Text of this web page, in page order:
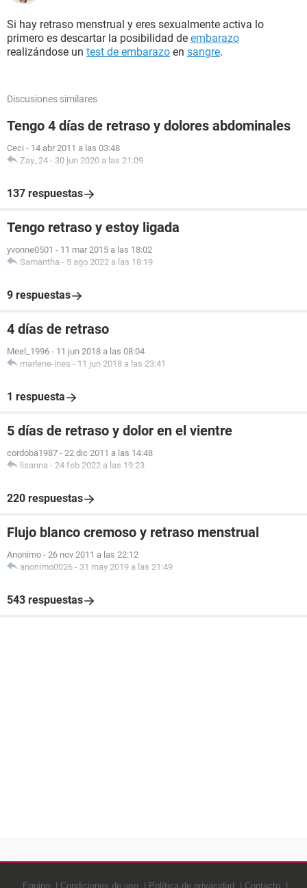
Si hay retraso menstrual y eres sexualmente activa lo
primero es descartar la posibilidad de embarazo
realizándose un test de embarazo en sangre.
Discusiones similares
Tengo 4 días de retraso y dolores abdominales
Ceci - 14 abr 2011 a las 03:48
Zay_24 - 30 jun 2020 a las 21:09
137 respuestas
Tengo retraso y estoy ligada
yvonne0501 - 11 mar 2015 a las 18:02
Samantha - 5 ago 2022 a las 18:19
9 respuestas
4 días de retraso
Meel_1996 - 11 jun 2018 a las 08:04
marlene-ines - 11 jun 2018 a las 23:41
1 respuesta
5 días de retraso y dolor en el vientre
cordoba1987 - 22 dic 2011 a las 14:48
lisanna - 24 feb 2022 a las 19:23
220 respuestas
Flujo blanco cremoso y retraso menstrual
Anonimo - 26 nov 2011 a las 22:12
anonimo0026 - 31 may 2019 a las 21:49
543 respuestas
Equipo Condiciones de uso Política de privacidad Contacto